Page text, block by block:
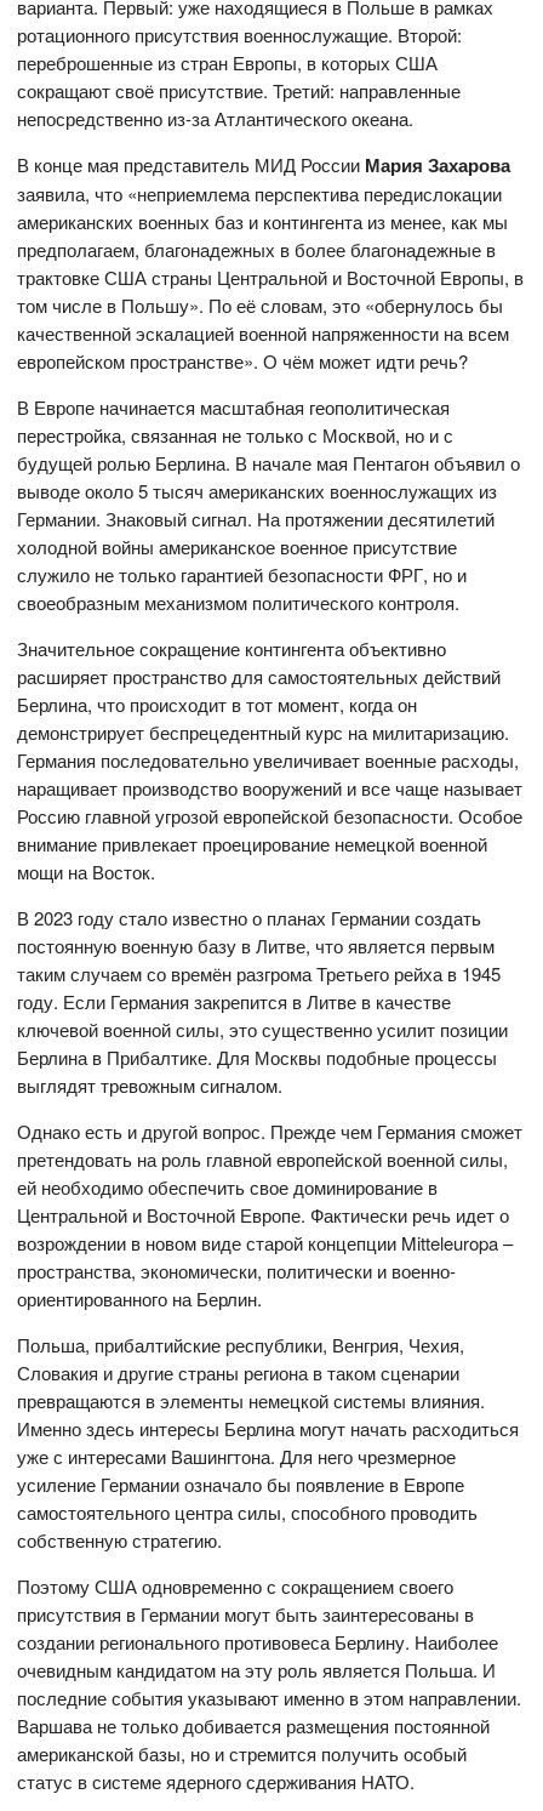
варианта. Первый: уже находящиеся в Польше в рамках
ротационного присутствия военнослужащие. Второй:
переброшенные из стран Европы, в которых США
сокращают своё присутствие. Третий: направленные
непосредственно из-за Атлантического океана.
В конце мая представитель МИД России Мария Захарова
заявила, что «неприемлема перспектива передислокации
американских военных баз и контингента из менее, как мы
предполагаем, благонадежных в более благонадежные в
трактовке США страны Центральной и Восточной Европы, в
том числе в Польшу». По её словам, это «обернулось бы
качественной эскалацией военной напряженности на всем
европейском пространстве». О чём может идти речь?
В Европе начинается масштабная геополитическая
перестройка, связанная не только с Москвой, но и с
будущей ролью Берлина. В начале мая Пентагон объявил о
выводе около 5 тысяч американских военнослужащих из
Германии. Знаковый сигнал. На протяжении десятилетий
холодной войны американское военное присутствие
служило не только гарантией безопасности ФРГ, но и
своеобразным механизмом политического контроля.
Значительное сокращение контингента объективно
расширяет пространство для самостоятельных действий
Берлина, что происходит в тот момент, когда он
демонстрирует беспрецедентный курс на милитаризацию.
Германия последовательно увеличивает военные расходы,
наращивает производство вооружений и все чаще называет
Россию главной угрозой европейской безопасности. Особое
внимание привлекает проецирование немецкой военной
мощи на Восток.
В 2023 году стало известно о планах Германии создать
постоянную военную базу в Литве, что является первым
таким случаем со времён разгрома Третьего рейха в 1945
году. Если Германия закрепится в Литве в качестве
ключевой военной силы, это существенно усилит позиции
Берлина в Прибалтике. Для Москвы подобные процессы
выглядят тревожным сигналом.
Однако есть и другой вопрос. Прежде чем Германия сможет
претендовать на роль главной европейской военной силы,
ей необходимо обеспечить свое доминирование в
Центральной и Восточной Европе. Фактически речь идет о
возрождении в новом виде старой концепции Mitteleuropa –
пространства, экономически, политически и военно-
ориентированного на Берлин.
Польша, прибалтийские республики, Венгрия, Чехия,
Словакия и другие страны региона в таком сценарии
превращаются в элементы немецкой системы влияния.
Именно здесь интересы Берлина могут начать расходиться
уже с интересами Вашингтона. Для него чрезмерное
усиление Германии означало бы появление в Европе
самостоятельного центра силы, способного проводить
собственную стратегию.
Поэтому США одновременно с сокращением своего
присутствия в Германии могут быть заинтересованы в
создании регионального противовеса Берлину. Наиболее
очевидным кандидатом на эту роль является Польша. И
последние события указывают именно в этом направлении.
Варшава не только добивается размещения постоянной
американской базы, но и стремится получить особый
статус в системе ядерного сдерживания НАТО.